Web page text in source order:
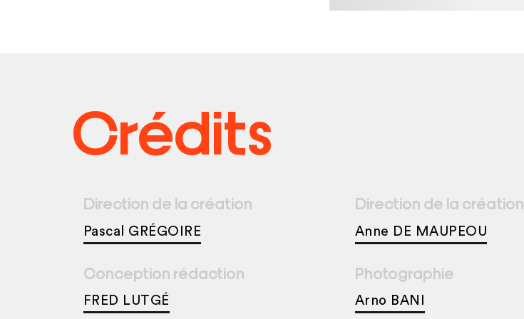
Crédits
Direction de la création
Pascal GRÉGOIRE
Direction de la création
Anne DE MAUPEOU
Conception rédaction
FRED LUTGÉ
Photographie
Arno BANI